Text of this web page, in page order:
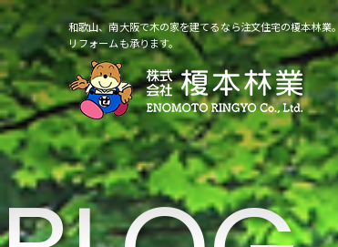
和歌山、南大阪で木の家を建てるなら注文住宅の榎本林業。
リフォームも承ります。